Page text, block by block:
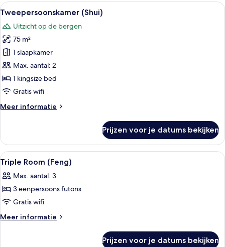
Alle
foto's
voor
Tweepersoonskamer
(Shui)
laden
Een moderne kamer met een groot
8
Tweepersoonskamer (Shui)
Uitzicht op de bergen
75 m²
1 slaapkamer
Max. aantal: 2
1 kingsize bed
Gratis wifi
Meer informatie
Meer
(Shui)
Prijzen voor je datums bekijken
Alle
foto's
voor
Triple
Room
(Feng)
Donzen dekbedden, een minibar,
6
Triple Room (Feng)
Max. aantal: 3
3 eenpersoons futons
Gratis wifi
Meer informatie
Meer
Prijzen voor je datums bekijken